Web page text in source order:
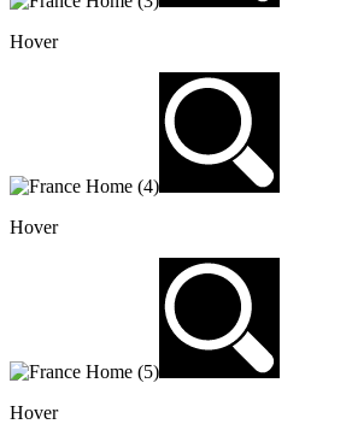
Hover
Hover
Hover